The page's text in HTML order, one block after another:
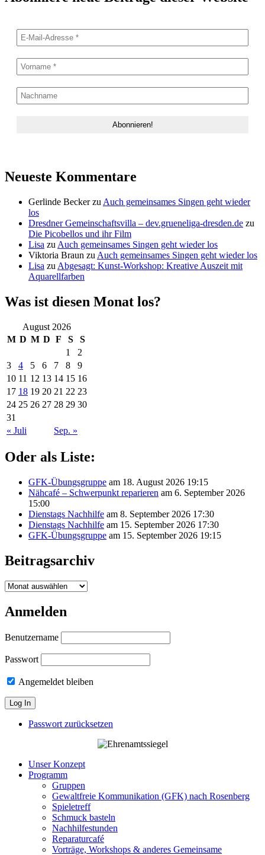
Neueste Kommentare
Gerlinde Beckerzu Auch gemeinsames Singen geht wieder
los
Dresdner Gemeinschaftsvilla – dev.grueneliga-dresden.de zu
Die Picobellos und ihr Film
Lisa zu Auch gemeinsames Singen geht wieder los
Viktoria Braun zu Auch gemeinsames Singen geht wieder los
Lisa zu Abgesagt: Kunst-Workshop: Kreative Auszeit mit
Aquarellfarben
Was ist diesen Monat los?
August 2026
M D M D F S
S
1
2
3
4 5 6 7 8
9
10 11 12 13 14 15 16
17 18 19 20 21 22 23
24 25 26 27 28 29 30
31
« Juli
Sep. »
Oder als Liste:
GFK-Übungsgruppe am 18. August 2026 19:15
Nähcafé – Schwerpunkt reparieren am 6. September 2026
15:00
Dienstags Nachhilfe am 8. September 2026 17:30
Dienstags Nachhilfe am 15. September 2026 17:30
GFK-Übungsgruppe am 15. September 2026 19:15
Beitragsarchiv
Beitragsarchiv
Anmelden
Benutzername
Passwort
Angemeldet bleiben
Passwort zurücksetzen
Unser Konzept
Programm
Gruppen
Gewaltfreie Kommunikation (GFK) nach Rosenberg
Spieletreff
Schmuck basteln
Nachhilfestunden
Reparaturcafé
Vorträge, Workshops & anderes Gemeinsame